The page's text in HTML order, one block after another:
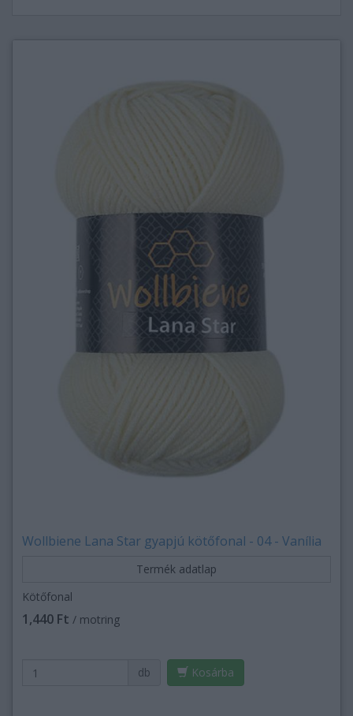
Wollbiene Lana Star gyapjú kötőfonal - 04 - Vanília
Termék adatlap
Kötőfonal
1,440 Ft / motring
db Kosárba